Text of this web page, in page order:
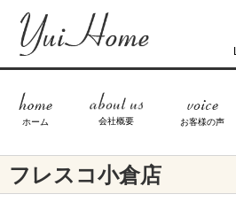
ホーム 会社概要 お客様の声
フレスコ小倉店